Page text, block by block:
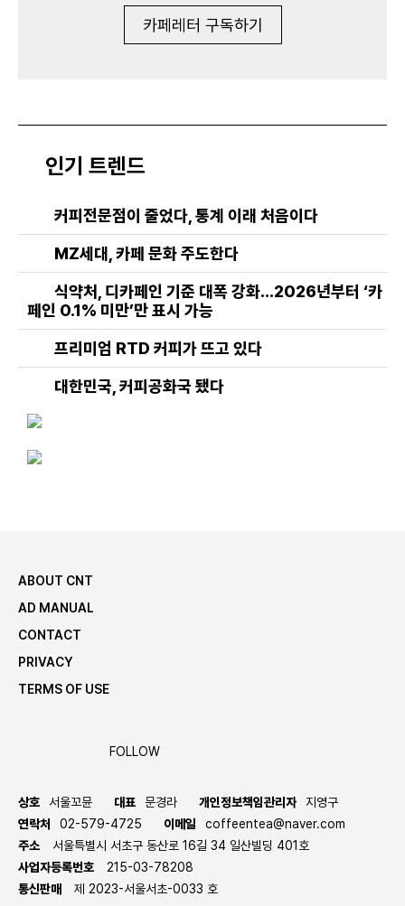
카페레터 구독하기
인기 트렌드
커피전문점이 줄었다, 통계 이래 처음이다
MZ세대, 카페 문화 주도한다
식약처, 디카페인 기준 대폭 강화…2026년부터 ‘카
페인 0.1% 미만’만 표시 가능
프리미엄 RTD 커피가 뜨고 있다
대한민국, 커피공화국 됐다
ABOUT CNT
AD MANUAL
CONTACT
PRIVACY
TERMS OF USE
FOLLOW
상호 서울꼬뮨 대표 문경라 개인정보책임관리자
지영구
연락처
02-579-4725 이메일
coffeentea@naver.com
주소
서울특별시 서초구 동산로 16길 34 일산빌딩 401호
사업자등록번호
215-03-78208
통신판매
제 2023-서울서초-0033 호